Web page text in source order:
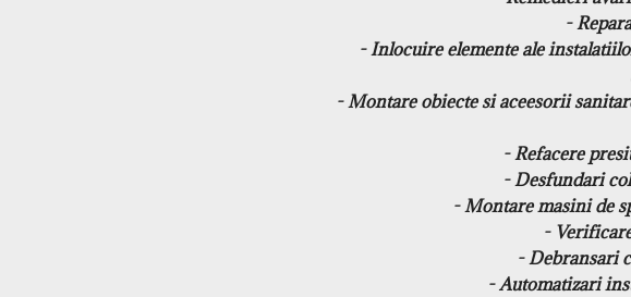
-
- Inlocuire elemente ale instalatiilor sanitare si termice (robineti, pompe de recirculare , vane de
- Montare obiecte si aceesorii sanitare ( chiuvete, lavoare, cazi, cabine de dus, vase wc, bideuri, baterii,
- Refacere
- Desfundari
-
- Debransari
- Automatizari